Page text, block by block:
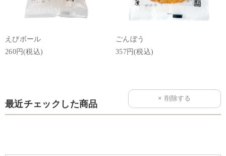
えびボール
260円(税込)
ごんぼう
357円(税込)
最近チェックした商品